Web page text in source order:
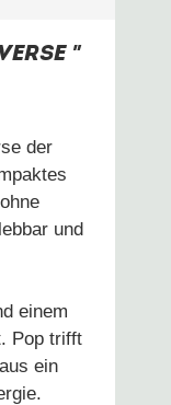
"
der
und
einem
Pop trifft
ein